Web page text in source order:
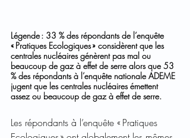
Légende : 33 % des répondants de l’enquête
« Pratiques Ecologiques » considèrent que les
centrales nucléaires génèrent pas mal ou
beaucoup de gaz à effet de serre alors que 53
% des répondants à l’enquête nationale ADEME
jugent que les centrales nucléaires émettent
assez ou beaucoup de gaz à effet de serre.
Les répondants à l’enquête « Pratiques